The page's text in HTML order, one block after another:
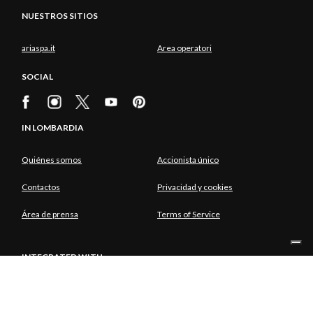
NUESTROS SITIOS
ariaspa.it Area operatori
SOCIAL
IN LOMBARDIA
Quiénes somos Accionista único
Contactos Privacidad y cookies
Área de prensa Terms of Service
INTEGRATED WITH